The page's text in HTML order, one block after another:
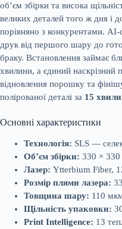
об’єм збірки та висока
великих деталей того ж дня і
порівняно з конкурентами. AI-
друк від першого шару до
браку. Встановлення займає
хвилини, а єдиний наскрізний
відновлення порошку та
полірованої деталі за 15
Основні характеристики
Технологія: SLS —
Об’єм збірки: 330 ×
Лазер: Ytterbium Fiber,
Розмір плями лазера:
Товщина шару: 110
Щільність упаковки:
Print Intelligence: 13